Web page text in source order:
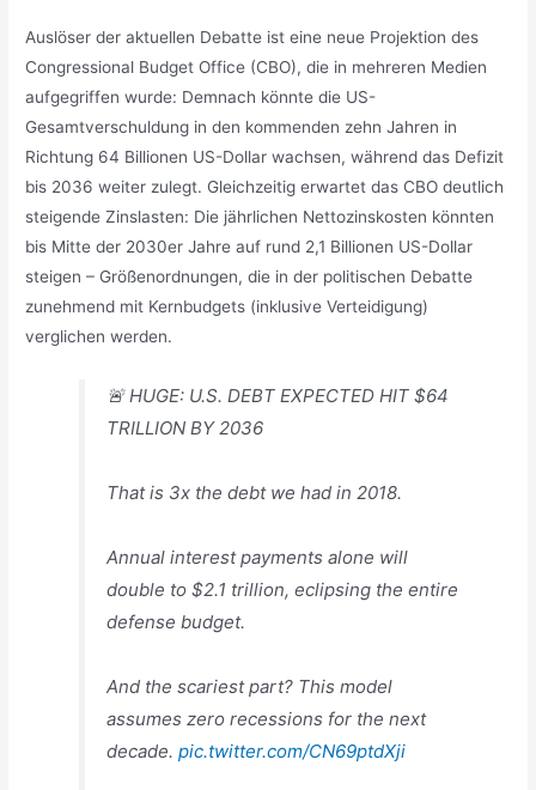
Auslöser der aktuellen Debatte ist eine neue Projektion des
Congressional Budget Office (CBO), die in mehreren Medien
aufgegriffen wurde: Demnach könnte die US-
Gesamtverschuldung in den kommenden zehn Jahren in
Richtung 64 Billionen US-Dollar wachsen, während das Defizit
bis 2036 weiter zulegt. Gleichzeitig erwartet das CBO deutlich
steigende Zinslasten: Die jährlichen Nettozinskosten könnten
bis Mitte der 2030er Jahre auf rund 2,1 Billionen US-Dollar
steigen – Größenordnungen, die in der politischen Debatte
zunehmend mit Kernbudgets (inklusive Verteidigung)
verglichen werden.
🚨 HUGE: U.S. DEBT EXPECTED HIT $64
TRILLION BY 2036
That is 3x the debt we had in 2018.
Annual interest payments alone will
double to $2.1 trillion, eclipsing the entire
defense budget.
And the scariest part? This model
assumes zero recessions for the next
decade.pic.twitter.com/CN69ptdXji